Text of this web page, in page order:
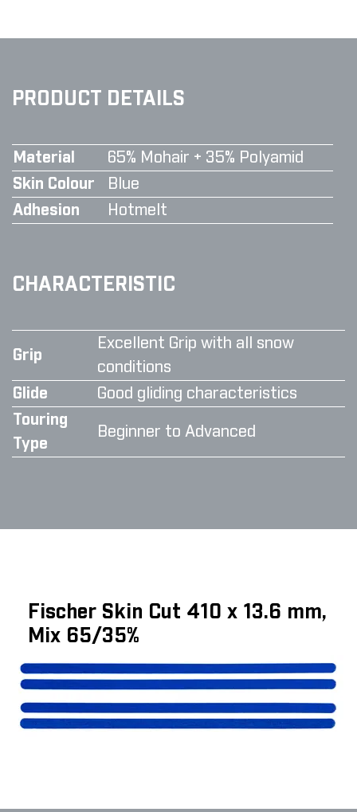
PRODUCT DETAILS
Material
65% Mohair + 35% Polyamid
Skin Colour
Blue
Adhesion
Hotmelt
CHARACTERISTIC
Grip
Excellent Grip with all snow
conditions
Glide
Good gliding characteristics
Touring
Type
Beginner to Advanced
Fischer Skin Cut 410 x 13.6 mm,
Mix 65/35%